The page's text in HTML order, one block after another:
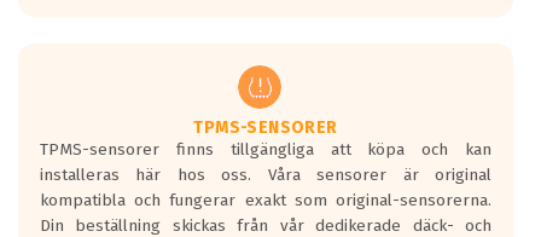
regelverket som introduceras år 2016.
Ett däck med två svarta vågor är redan
godkända för år 2016 nya regelverk.
Ett däck med en svart våg kommer vara
minst tre decibel tystare än det
regelverk som börjar gälla 2016.
TPMS-SENSORER
TPMS-sensorer finns tillgängliga att köpa och kan
installeras här hos oss. Våra sensorer är original
kompatibla och fungerar exakt som original-sensorerna.
Din beställning skickas från vår dedikerade däck- och